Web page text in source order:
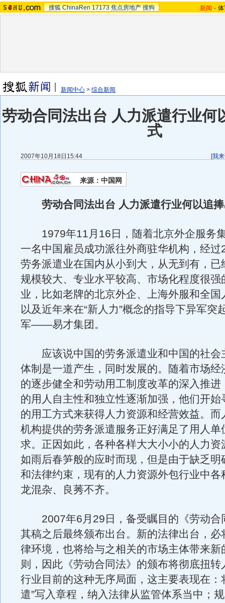
搜狐 ChinaRen 17173 焦点房地产 搜狗 新闻 -
新闻中心 > 综合新闻
劳动合同法出台 人力派遣行业何
式
2007年10月18日15:44 [我
来源：中国网
劳动合同法出台 人力派遣行业何以追
1979年11月16日，随着北京外企服务
一名中国雇员成功派往外商驻华机构，经过
劳务派遣业在国内从小到大，从无到有，已
规模较大、专业水平较高、市场化程度很强
业，比如老牌的北京外企、上海外服和全国
以及近年来在“新人力”概念的指导下异军突
军——易才集团。
应该说中国的劳务派遣业和中国的社会
体制是一道产生，同时发展的。随着市场经
的逐步健全和劳动用工制度改革的深入推进
的用人自主性和独立性逐渐加强，他们开始
的用工方式来获得人力资源和经营效益。而
机构提供的劳务派遣服务正好满足了用人单
求。正因如此，各种各样大大小小的人力资
如雨后春笋般的应时而现，但是由于缺乏明
和法律约束，现有的人力资源外包行业中各
龙混杂、良莠不齐。
2007年6月29日，备受瞩目的《劳动合
其稿之后最终颁布出台。新的法律出台，必
律环境，也将给与之相关的市场主体带来新
则，因此《劳动合同法》的颁布将彻底扭转
行业目前的这种无序局面，这主要表现在：
遣”写入章程，纳入法律从监管体系当中；